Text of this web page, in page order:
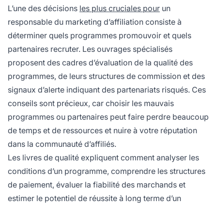
L’une des décisions les plus cruciales pour un
responsable du marketing d’affiliation consiste à
déterminer quels programmes promouvoir et quels
partenaires recruter. Les ouvrages spécialisés
proposent des cadres d’évaluation de la qualité des
programmes, de leurs structures de commission et des
signaux d’alerte indiquant des partenariats risqués. Ces
conseils sont précieux, car choisir les mauvais
programmes ou partenaires peut faire perdre beaucoup
de temps et de ressources et nuire à votre réputation
dans la communauté d’affiliés.
Les livres de qualité expliquent comment analyser les
conditions d’un programme, comprendre les structures
de paiement, évaluer la fiabilité des marchands et
estimer le potentiel de réussite à long terme d’un